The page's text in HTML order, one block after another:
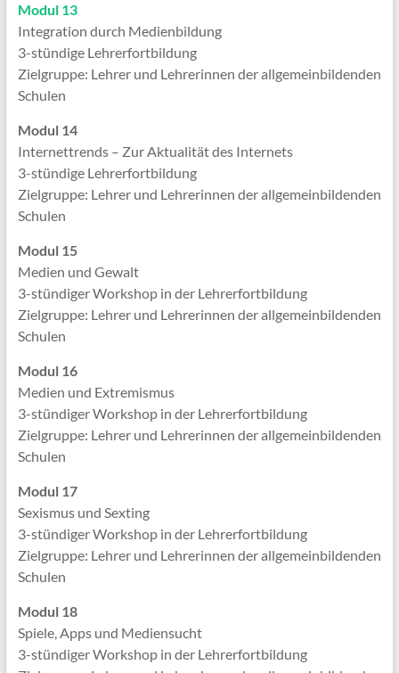
Modul 13
Integration durch Medienbildung
3-stündige Lehrerfortbildung
Zielgruppe: Lehrer und Lehrerinnen der allgemeinbildenden
Schulen
Modul 14
Internettrends – Zur Aktualität des Internets
3-stündige Lehrerfortbildung
Zielgruppe: Lehrer und Lehrerinnen der allgemeinbildenden
Schulen
Modul 15
Medien und Gewalt
3-stündiger Workshop in der Lehrerfortbildung
Zielgruppe: Lehrer und Lehrerinnen der allgemeinbildenden
Schulen
Modul 16
Medien und Extremismus
3-stündiger Workshop in der Lehrerfortbildung
Zielgruppe: Lehrer und Lehrerinnen der allgemeinbildenden
Schulen
Modul 17
Sexismus und Sexting
3-stündiger Workshop in der Lehrerfortbildung
Zielgruppe: Lehrer und Lehrerinnen der allgemeinbildenden
Schulen
Modul 18
Spiele, Apps und Mediensucht
3-stündiger Workshop in der Lehrerfortbildung